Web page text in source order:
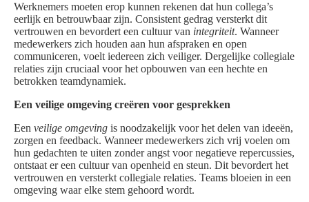
Werknemers moeten erop kunnen rekenen dat hun collega’s
eerlijk en betrouwbaar zijn. Consistent gedrag versterkt dit
vertrouwen en bevordert een cultuur van integriteit. Wanneer
medewerkers zich houden aan hun afspraken en open
communiceren, voelt iedereen zich veiliger. Dergelijke collegiale
relaties zijn cruciaal voor het opbouwen van een hechte en
betrokken teamdynamiek.
Een veilige omgeving creëren voor gesprekken
Een veilige omgeving is noodzakelijk voor het delen van ideeën,
zorgen en feedback. Wanneer medewerkers zich vrij voelen om
hun gedachten te uiten zonder angst voor negatieve repercussies,
ontstaat er een cultuur van openheid en steun. Dit bevordert het
vertrouwen en versterkt collegiale relaties. Teams bloeien in een
omgeving waar elke stem gehoord wordt.